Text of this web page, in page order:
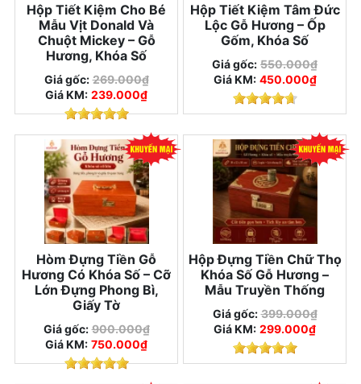
Hộp Tiết Kiệm Cho Bé
Mẫu Vịt Donald Và
Chuột Mickey – Gỗ
Hương, Khóa Số
Giá gốc: 269.000₫
Giá KM: 239.000₫
Hộp Tiết Kiệm Tâm Đức
Lộc Gỗ Hương – Ốp
Gốm, Khóa Số
Giá gốc: 550.000₫
Giá KM: 450.000₫
Hòm Đựng Tiền Gỗ
Hương Có Khóa Số – Cỡ
Lớn Đựng Phong Bì,
Giấy Tờ
Giá gốc: 900.000₫
Giá KM: 750.000₫
Hộp Đựng Tiền Chữ Thọ
Khóa Số Gỗ Hương –
Mẫu Truyền Thống
Giá gốc: 399.000₫
Giá KM: 299.000₫